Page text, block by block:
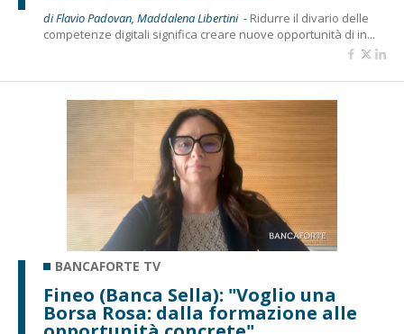
di Flavio Padovan, Maddalena Libertini - Ridurre il divario delle
competenze digitali significa creare nuove opportunità di in...
BANCAFORTE TV
Fineo (Banca Sella): "Voglio una
Borsa Rosa: dalla formazione alle